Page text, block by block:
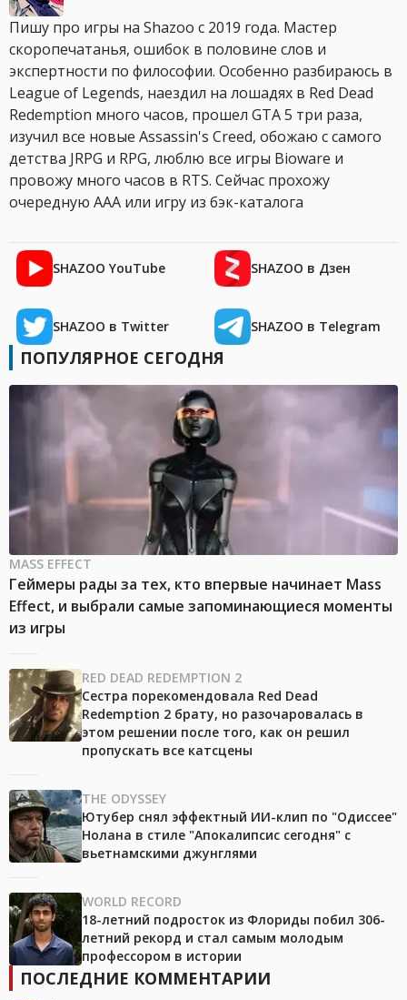
Пишу про игры на Shazoo с 2019 года. Мастер
скоропечатанья, ошибок в половине слов и
экспертности по философии. Особенно разбираюсь в
League of Legends, наездил на лошадях в Red Dead
Redemption много часов, прошел GTA 5 три раза,
изучил все новые Assassin's Creed, обожаю с самого
детства JRPG и RPG, люблю все игры Bioware и
провожу много часов в RTS. Сейчас прохожу
очередную AAA или игру из бэк-каталога
SHAZOO YouTube SHAZOO в Дзен
SHAZOO в Twitter SHAZOO в Telegram
ПОПУЛЯРНОЕ СЕГОДНЯ
MASS EFFECT
Геймеры рады за тех, кто впервые начинает Mass
Effect, и выбрали самые запоминающиеся моменты
из игры
RED DEAD REDEMPTION 2
Сестра порекомендовала Red Dead
Redemption 2 брату, но разочаровалась в
этом решении после того, как он решил
пропускать все катсцены
THE ODYSSEY
Ютубер снял эффектный ИИ-клип по "Одиссее"
Нолана в стиле "Апокалипсис сегодня" с
вьетнамскими джунглями
WORLD RECORD
18-летний подросток из Флориды побил 306-
летний рекорд и стал самым молодым
профессором в истории
ПОСЛЕДНИЕ КОММЕНТАРИИ